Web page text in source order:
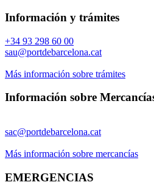
Información y trámites
+34 93 298 60 00
sau@portdebarcelona.cat
Más información sobre trámites
Información sobre
sac@portdebarcelona.cat
Más información sobre mercancías
EMERGENCIAS